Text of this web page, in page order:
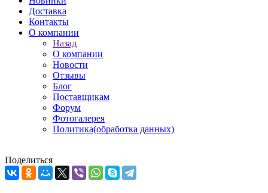
Доставка
Контакты
О компании
Назад
О компании
Новости
Отзывы
Блог
Поставщикам
Форум
Фотогалерея
Политика(обработка данных)
Поделиться